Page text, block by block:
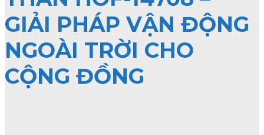
GIẢI PHÁP VẬN ĐỘNG
NGOÀI TRỜI CHO
CỘNG ĐỒNG